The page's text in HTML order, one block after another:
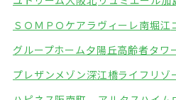
ＳＯＭＰＯケアラヴィーレ南堀江
グループホーム夕陽丘高齢者タワ
プレザンメゾン深江橋ライフリゾ